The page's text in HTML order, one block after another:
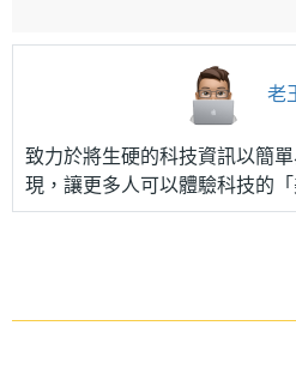
老
致力於將生硬的科技資訊以簡
現，讓更多人可以體驗科技的「